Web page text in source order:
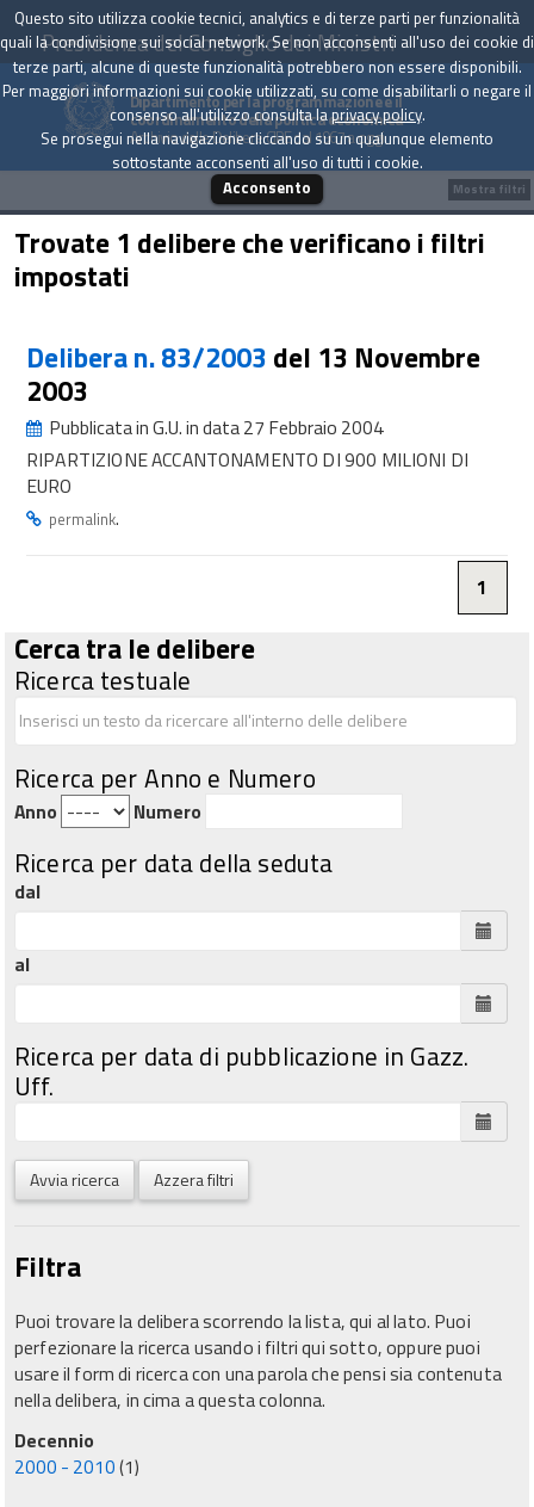
Presidenza del Consiglio dei Ministri
Dipartimento per la programmazione e il
coordinamento della politica economica
Archivio delle Delibere CIPE dal 1967 a oggi
Trovate 1 delibere che verificano i filtri
impostati
Delibera n. 83/2003 del 13 Novembre
2003
Pubblicata in G.U. in data 27 Febbraio 2004
RIPARTIZIONE ACCANTONAMENTO DI 900 MILIONI DI
EURO
permalink.
1
Cerca tra le delibere
Ricerca testuale
Ricerca per Anno e Numero
Anno Numero
Ricerca per data della seduta
dal
al
Ricerca per data di pubblicazione in Gazz.
Uff.
Avvia ricerca Azzera filtri
Filtra
Puoi trovare la delibera scorrendo la lista, qui al lato. Puoi
perfezionare la ricerca usando i filtri qui sotto, oppure puoi
usare il form di ricerca con una parola che pensi sia contenuta
nella delibera, in cima a questa colonna.
Decennio
2000 - 2010(1)
Mostra filtri
Questo sito utilizza cookie tecnici, analytics e di terze parti per funzionalità
quali la condivisione sui social network. Se non acconsenti all'uso dei cookie di
terze parti, alcune di queste funzionalità potrebbero non essere disponibili.
Per maggiori informazioni sui cookie utilizzati, su come disabilitarli o negare il
consenso all'utilizzo consulta laprivacy policy.
Se prosegui nella navigazione cliccando su un qualunque elemento
sottostante acconsenti all'uso di tutti i cookie.
Acconsento